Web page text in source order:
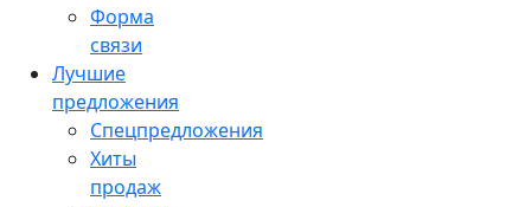
Форма
связи
Лучшие
предложения
Спецпредложения
Хиты
продаж